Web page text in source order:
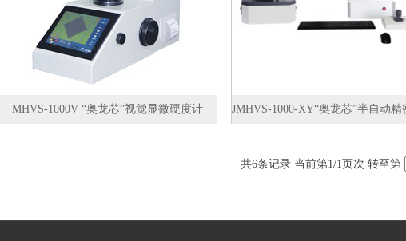
MHVS-1000V “奥龙芯”视觉显微硬度计
共6条记录 当前第1/1页次 转至第